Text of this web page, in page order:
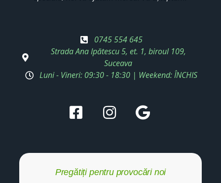
0745 554 645
Strada Ana Ipătescu 5, et. 1, biroul 109,
Suceava
Luni - Vineri: 09:30 - 18:30 | Weekend: ÎNCHIS
Pregătiți pentru provocări noi